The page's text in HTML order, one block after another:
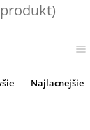
produkt)
Najlacnejšie